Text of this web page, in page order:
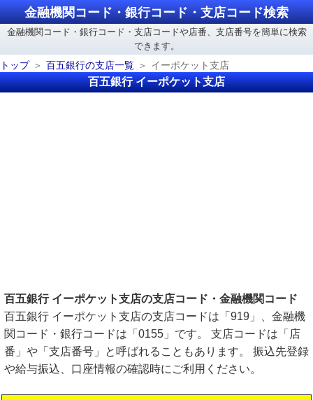
金融機関コード・銀行コード・支店コード検索
金融機関コード・銀行コード・支店コードや店番、支店番号を簡単に検索
できます。
トップ
百五銀行の支店一覧 イーポケット支店
百五銀行 イーポケット支店
百五銀行 イーポケット支店の支店コード・金融機関コード
百五銀行 イーポケット支店の支店コードは「919」、金融機
関コード・銀行コードは「0155」です。 支店コードは「店
番」や「支店番号」と呼ばれることもあります。 振込先登録
や給与振込、口座情報の確認時にご利用ください。